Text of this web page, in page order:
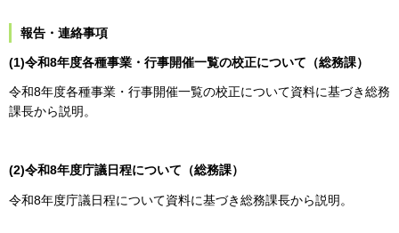
報告・連絡事項
(1)令和8年度各種事業・行事開催一覧の校正について（総務課）
令和8年度各種事業・行事開催一覧の校正について資料に基づき総務
課長から説明。
(2)令和8年度庁議日程について（総務課）
令和8年度庁議日程について資料に基づき総務課長から説明。